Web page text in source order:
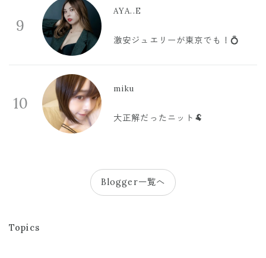
9
AYA..E
激安ジュエリーが東京でも！💍
10
miku
大正解だったニット🐏
Blogger一覧へ
Topics